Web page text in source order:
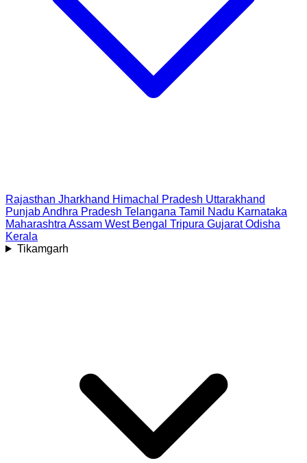
Rajasthan Jharkhand Himachal Pradesh Uttarakhand
PunjabAndhra Pradesh Telangana Tamil Nadu Karnataka
Maharashtra Assam West Bengal Tripura Gujarat Odisha
Kerala
Tikamgarh